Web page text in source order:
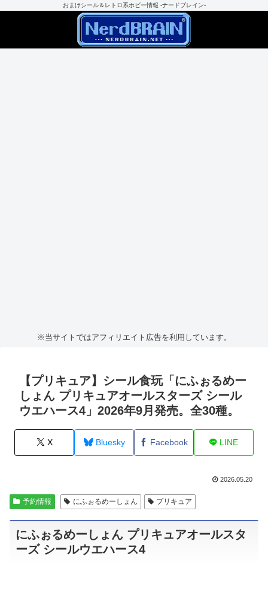
おまけシール＆レトロ系ホビー情報 -ナードブレイン-
※当サイトではアフィリエイト広告を利用しています。
【プリキュア】シール食玩「にふぉるめー
しょん プリキュアオールスターズ シール
ウエハース4」2026年9月発売。全30種。
X Bluesky Facebook LINE
2026.05.20
予約情報 にふぉるめーしょん プリキュア
にふぉるめーしょん プリキュアオールスタ
ーズ シールウエハース4